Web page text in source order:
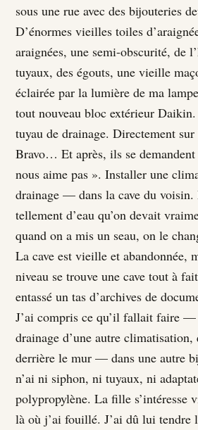
sous une rue avec des bijouteries
D’énormes vieilles toiles
araignées, une semi-obscurité, de
tuyaux, des égouts, une vieille
éclairée par la lumière de ma
tout nouveau bloc extérieur
tuyau de drainage. Directement
Bravo… Et après, ils se
nous aime pas ». Installer une
drainage — dans la cave du
tellement d’eau qu’on devait
quand on a mis un seau, on le
La cave est vieille et abandonnée,
niveau se trouve une cave tout à
entassé un tas d’archives de
J’ai compris ce qu’il fallait faire —
drainage d’une autre
derrière le mur — dans une autre
n’ai ni siphon, ni tuyaux, ni
polypropylène. La fille s’intéresse
là où j’ai fouillé. J’ai dû lui tendre